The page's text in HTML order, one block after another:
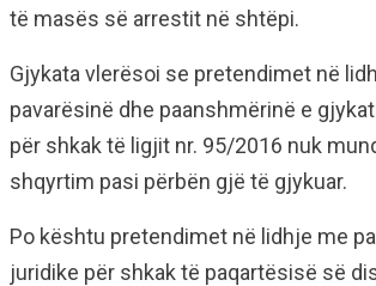
të masës së arrestit në shtëpi.
Gjykata vlerësoi se pretendimet në
pavarësinë dhe paanshmërinë e
për shkak të ligjit nr. 95/2016 nuk
shqyrtim pasi përbën gjë të gjykuar.
Po kështu pretendimet në lidhje me
juridike për shkak të paqartësisë së